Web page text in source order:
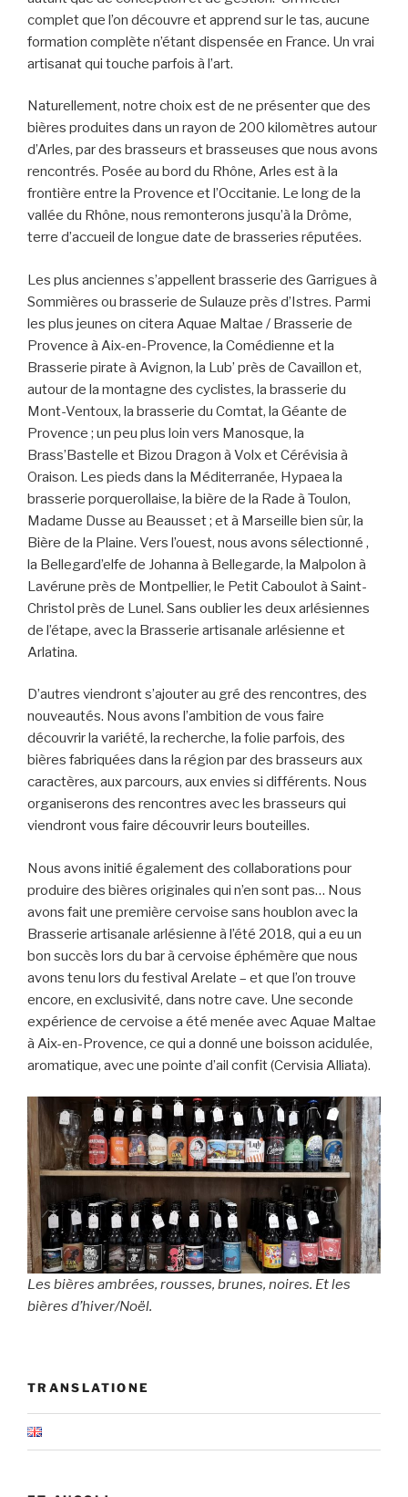
complet que l’on découvre et apprend sur le tas, aucune
formation complète n’étant dispensée en France. Un vrai
artisanat qui touche parfois à l’art.
Naturellement, notre choix est de ne présenter que des
bières produites dans un rayon de 200 kilomètres autour
d’Arles, par des brasseurs et brasseuses que nous avons
rencontrés. Posée au bord du Rhône, Arles est à la
frontière entre la Provence et l’Occitanie. Le long de la
vallée du Rhône, nous remonterons jusqu’à la Drôme,
terre d’accueil de longue date de brasseries réputées.
Les plus anciennes s’appellent brasserie des Garrigues à
Sommières ou brasserie de Sulauze près d’Istres. Parmi
les plus jeunes on citera Aquae Maltae / Brasserie de
Provence à Aix-en-Provence, la Comédienne et la
Brasserie pirate à Avignon, la Lub’ près de Cavaillon et,
autour de la montagne des cyclistes, la brasserie du
Mont-Ventoux, la brasserie du Comtat, la Géante de
Provence ; un peu plus loin vers Manosque, la
Brass’Bastelle et Bizou Dragon à Volx et Cérévisia à
Oraison. Les pieds dans la Méditerranée, Hypaea la
brasserie porquerollaise, la bière de la Rade à Toulon,
Madame Dusse au Beausset ; et à Marseille bien sûr, la
Bière de la Plaine. Vers l’ouest, nous avons sélectionné ,
la Bellegard’elfe de Johanna à Bellegarde, la Malpolon à
Lavérune près de Montpellier, le Petit Caboulot à Saint-
Christol près de Lunel. Sans oublier les deux arlésiennes
de l’étape, avec la Brasserie artisanale arlésienne et
Arlatina.
D’autres viendront s’ajouter au gré des rencontres, des
nouveautés. Nous avons l’ambition de vous faire
découvrir la variété, la recherche, la folie parfois, des
bières fabriquées dans la région par des brasseurs aux
caractères, aux parcours, aux envies si différents. Nous
organiserons des rencontres avec les brasseurs qui
viendront vous faire découvrir leurs bouteilles.
Nous avons initié également des collaborations pour
produire des bières originales qui n’en sont pas… Nous
avons fait une première cervoise sans houblon avec la
Brasserie artisanale arlésienne à l’été 2018, qui a eu un
bon succès lors du bar à cervoise éphémère que nous
avons tenu lors du festival Arelate – et que l’on trouve
encore, en exclusivité, dans notre cave. Une seconde
expérience de cervoise a été menée avec Aquae Maltae
à Aix-en-Provence, ce qui a donné une boisson acidulée,
aromatique, avec une pointe d’ail confit (Cervisia Alliata).
Les bières ambrées, rousses, brunes, noires. Et les
bières d’hiver/Noël.
TRANSLATIONE